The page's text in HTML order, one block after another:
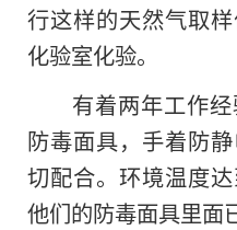
行这样的天然气取
化验室化验。
有着两年工作
防毒面具，手着防
切配合。环境温度达
他们的防毒面具里面